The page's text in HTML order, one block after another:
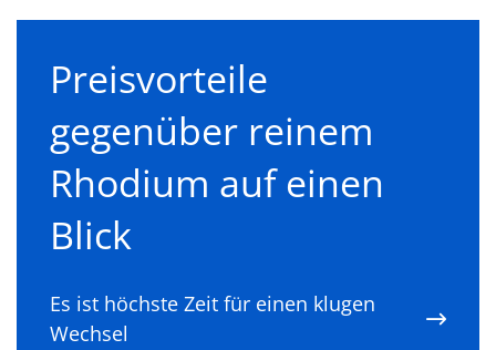
Preisvorteile
gegenüber reinem
Rhodium auf einen
Blick
Es ist höchste Zeit für einen klugen
Wechsel